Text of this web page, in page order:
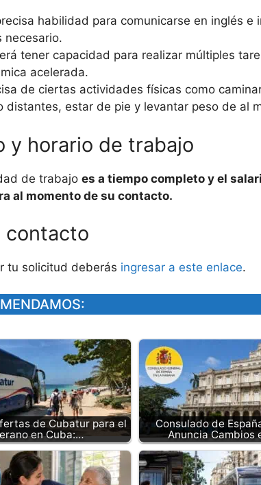
habilidad para comunicarse en inglés e
necesario.
tener capacidad para realizar múltiples
acelerada.
de ciertas actividades físicas como
distantes, estar de pie y levantar peso de al
y horario de trabajo
de trabajo es a tiempo completo y el
al momento de su contacto.
contacto
tu solicitud deberás ingresar a este enlace.
de Cubatur para el
en Cuba:…
Consulado de
Anuncia Cambios